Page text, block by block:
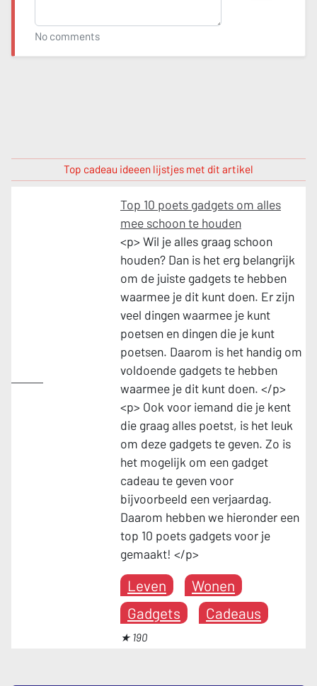
No comments
Top cadeau ideeen lijstjes met dit artikel
Top 10 poets gadgets om alles
mee schoon te houden
<p> Wil je alles graag schoon
houden? Dan is het erg belangrijk
om de juiste gadgets te hebben
waarmee je dit kunt doen. Er zijn
veel dingen waarmee je kunt
poetsen en dingen die je kunt
poetsen. Daarom is het handig om
voldoende gadgets te hebben
waarmee je dit kunt doen. </p>
<p> Ook voor iemand die je kent
die graag alles poetst, is het leuk
om deze gadgets te geven. Zo is
het mogelijk om een gadget
cadeau te geven voor
bijvoorbeeld een verjaardag.
Daarom hebben we hieronder een
top 10 poets gadgets voor je
gemaakt! </p>
Leven
Wonen
Gadgets
Cadeaus
★ 190